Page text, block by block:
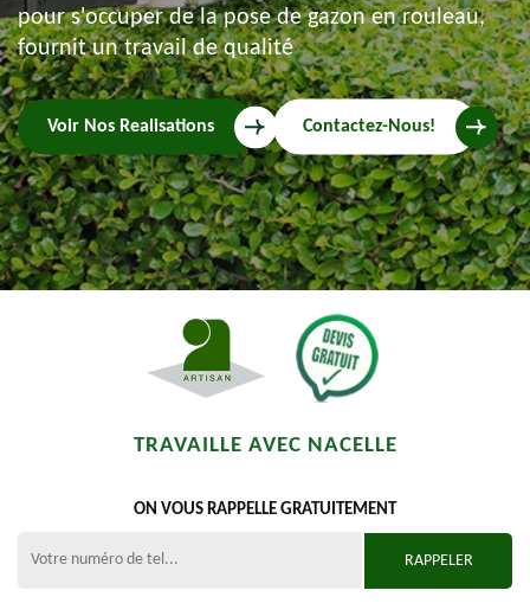
pour s'occuper de la pose de gazon en rouleau,
fournit un travail de qualité
Voir Nos Realisations Contactez-Nous!
TRAVAILLE AVEC NACELLE
ON VOUS RAPPELLE GRATUITEMENT